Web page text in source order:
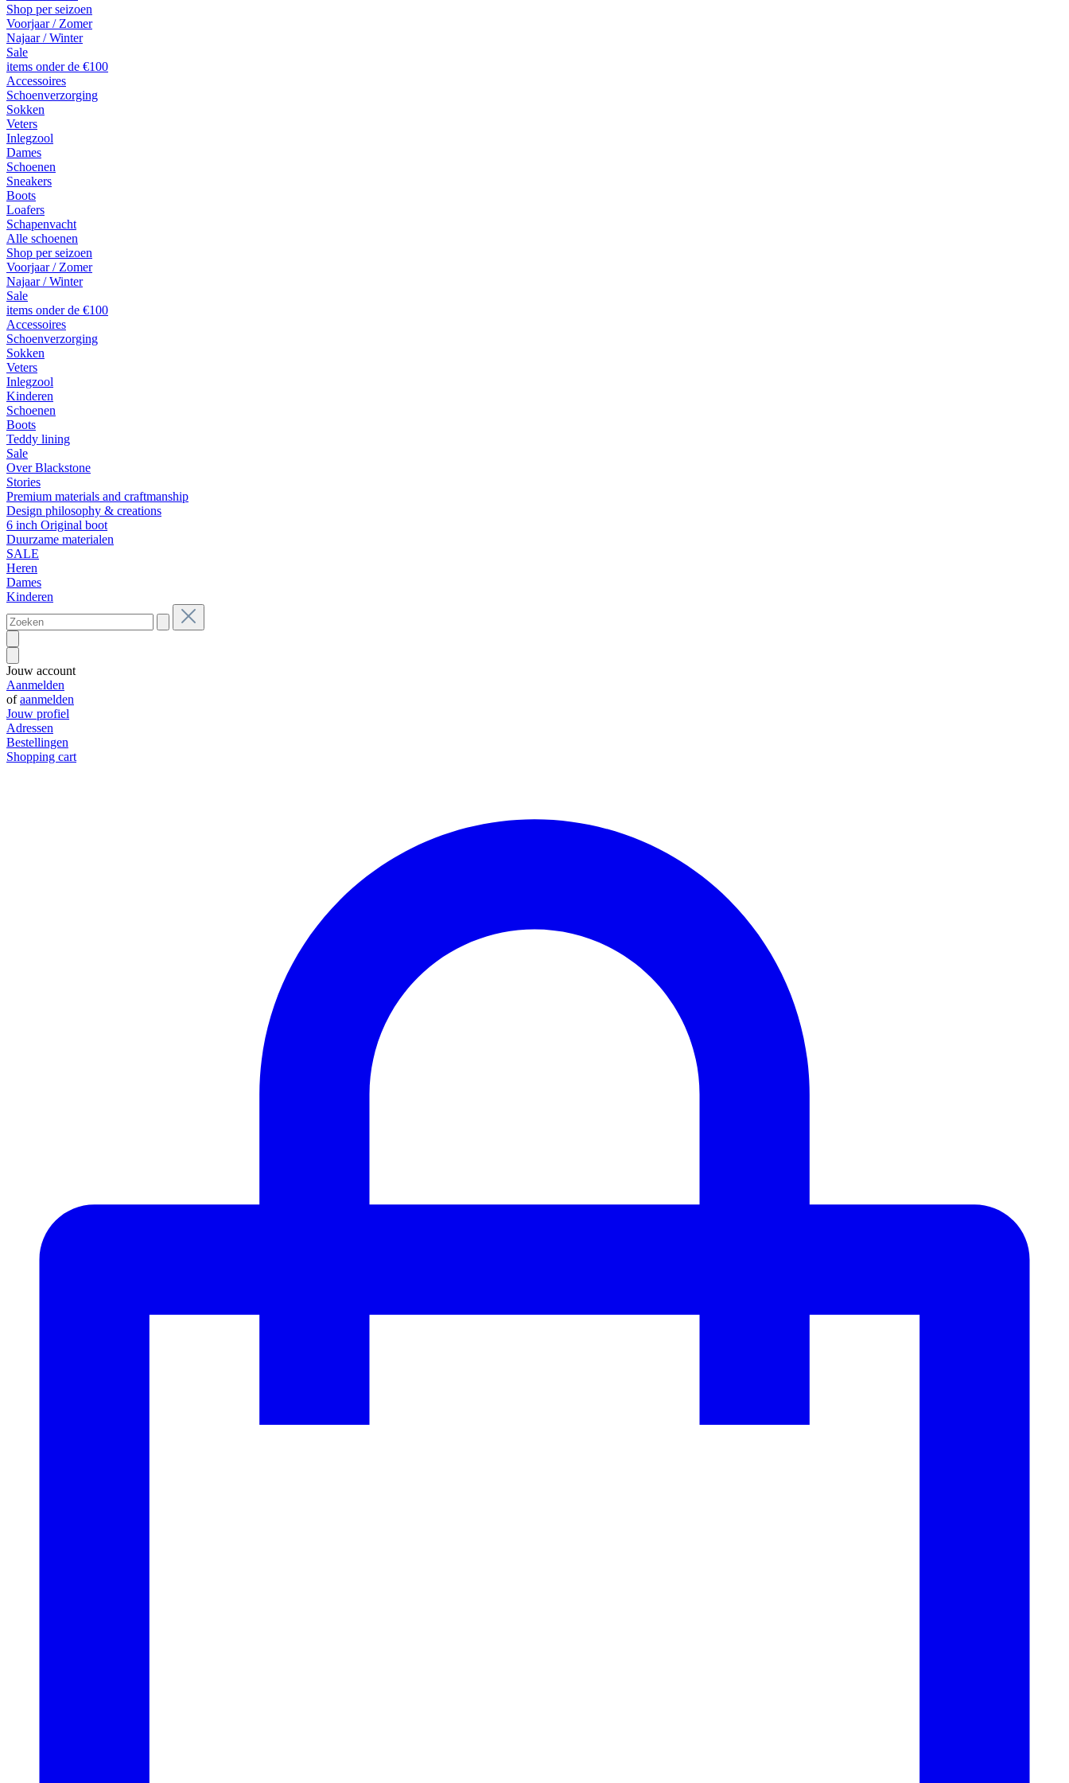
Shop per seizoen
Voorjaar / Zomer
Najaar / Winter
Sale
items onder de €100
Accessoires
Schoenverzorging
Sokken
Veters
Inlegzool
Dames
Schoenen
Sneakers
Boots
Loafers
Schapenvacht
Alle schoenen
Shop per seizoen
Voorjaar / Zomer
Najaar / Winter
Sale
items onder de €100
Accessoires
Schoenverzorging
Sokken
Veters
Inlegzool
Kinderen
Schoenen
Boots
Teddy lining
Sale
Over Blackstone
Stories
Premium materials and craftmanship
Design philosophy & creations
6 inch Original boot
Duurzame materialen
SALE
Heren
Dames
Kinderen
Jouw account
Aanmelden
ofaanmelden
Jouw profiel
Adressen
Bestellingen
Shopping cart